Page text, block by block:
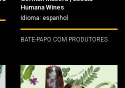
Humana Wines
Idioma: espanhol
BATE-PAPO COM PRODUTORES